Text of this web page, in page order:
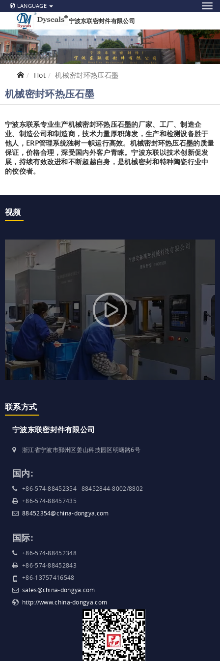
LANGUAGE
宁波东联密封件有限公司
Hot 机械密封环热压石墨
机械密封环热压石墨
宁波东联系专业生产机械密封环热压石墨的厂家、工厂、制造企
业、制造公司和制造商，技术力量厚积薄发，生产和检测设备胜于
他人，ERP管理系统独树一帜运行高效。机械密封环热压石墨的质量
保证，价格合理，深受国内外客户青睐。宁波东联以技术创新促发
展，持续有效改进和不断超越自身，是机械密封和特种陶瓷行业中
的佼佼者。
视频
联系方式
宁波东联密封件有限公司
浙江省宁波市鄞州区姜山科技园区明曙路6号
国内:
+86-574-88452354 88452844-8002/8802
+86-574-88457435
88452354@china-dongya.com
国际:
+86-574-88452348
+86-574-88452843
+86-13757416548
sales@china-dongya.com
http://www.china-dongya.com